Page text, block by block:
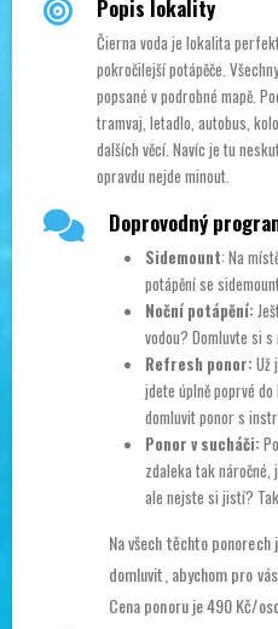
Popis lokality
Čierna voda je lokalita
pokročilejší potápěče.
popsané v podrobné mapě.
tramvaj, letadlo, autobus,
dalších věcí. Navíc je tu
opravdu nejde minout.
Doprovodný
Sidemount: Na
potápění se
Noční potápění:
vodou? Domluvte si s
Refresh ponor: Už
jdete úplně poprvé
domluvit ponor s
Ponor v sucháči:
zdaleka tak náročné,
ale nejste si jistí?
Na všech těchto
domluvit, abychom pro
Cena ponoru je 490 Kč/